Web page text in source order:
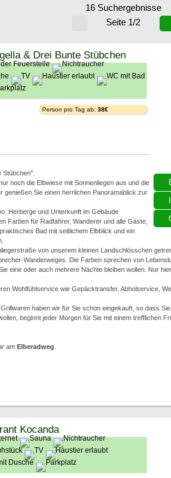
16 Suchergebnisse
Seite 1/2
& Drei Bunte Stübchen
Person pro Tag ab: 38€
Stübchen".
noch die Elbwiese mit Sonnenliegen aus und die
genießen Sie einen herrlichen Panoramablick zur
Herberge und Unterkunft im Gebäude
Farben für Radfahrer, Wanderer und alle Gäste,
Bad mit seitlichem Elbblick und ein
von unserem kleinen Landschlösschen
Wanderweges. Die Farben sprechen von
eine oder auch mehrere Nächte bleiben wollen. Nur
Wohlfühlservice wie Gepäcktransfer, Abholservice,
haben wir für Sie schon eingekauft, so dass
beginnt jeder Morgen für Sie mit einem trefflichen
am Elberadweg
Kocanda